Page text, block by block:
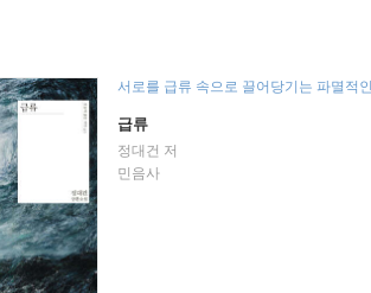
서로를 급류 속으로 끌어당기는 파멸적
급류
정대건 저
민음사